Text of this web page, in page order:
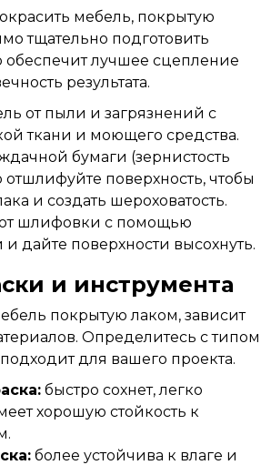
мебель, покрытую
тщательно подготовить
обеспечит лучшее сцепление
результата.
от пыли и загрязнений с
ткани и моющего средства.
бумаги (зернистость
отшлифуйте поверхность, чтобы
и создать шероховатость.
шлифовки с помощью
дайте поверхности высохнуть.
и инструмента
покрытую лаком, зависит
Определитесь с типом
для вашего проекта.
быстро сохнет, легко
хорошую стойкость к
более устойчива к влаге и